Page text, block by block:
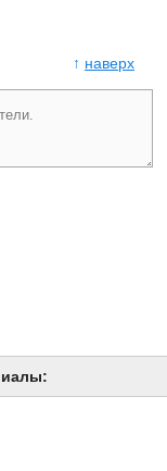
↑ наверх